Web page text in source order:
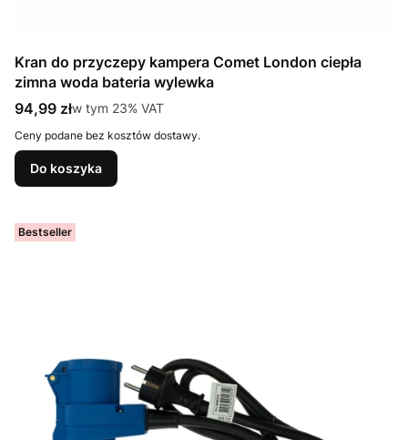
Kran do przyczepy kampera Comet London ciepła
zimna woda bateria wylewka
Cena brutto
94,99 złw tym %s VAT
w tym 23% VAT
Ceny podane bez kosztów dostawy.
Do koszyka
Bestseller